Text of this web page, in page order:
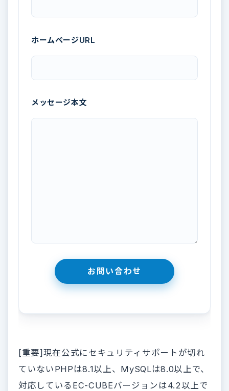
ホームページURL
メッセージ本文
[重要]現在公式にセキュリティサポートが切れ
ていないPHPは8.1以上、MySQLは8.0以上で、
対応しているEC-CUBEバージョンは4.2以上で